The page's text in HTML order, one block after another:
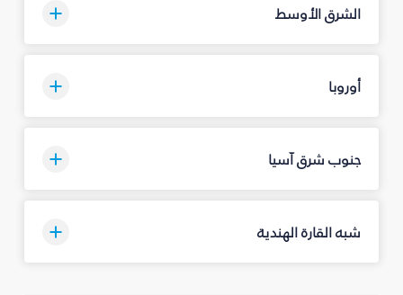
الشرق الأوسط
أوروبا
جنوب شرق آسيا
شبه القارة الهندية